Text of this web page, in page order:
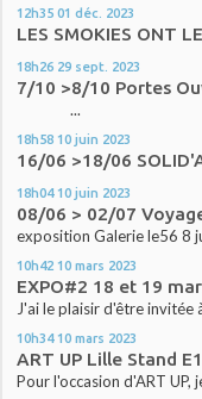
12h35 01 déc. 2023
LES SMOKIES ONT
18h26 29 sept. 2023
7/10 >8/10 Portes
...
18h58 10 juin 2023
16/06 >18/06
18h04 10 juin 2023
08/06 > 02/07
exposition Galerie le56 8
10h42 10 mars 2023
EXPO#2 18 et 19
J'ai le plaisir d'être invitée
10h34 10 mars 2023
ART UP Lille Stand
Pour l'occasion d'ART UP,